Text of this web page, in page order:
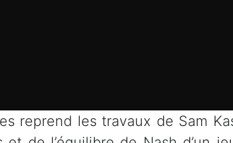
reprend les travaux de Sam